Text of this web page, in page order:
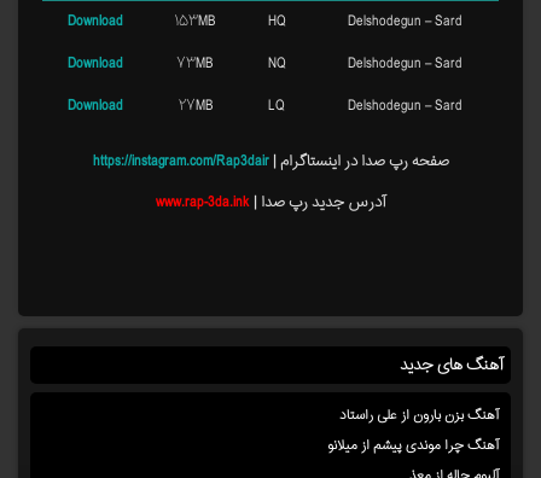
Delshodegun – Sard
HQ ۱۵۳MB
Download
Delshodegun – Sard
NQ ۷۳MB
Download
Delshodegun – Sard
LQ ۲۷MB Download
صفحه رپ صدا در اینستاگرام |https://instagram.com/Rap3dair
آدرس جدید رپ صدا |www.rap-3da.ink
آهنگ های جدید
آهنگ بزن بارون از علی راستاد
آهنگ چرا موندی پیشم از میلانو